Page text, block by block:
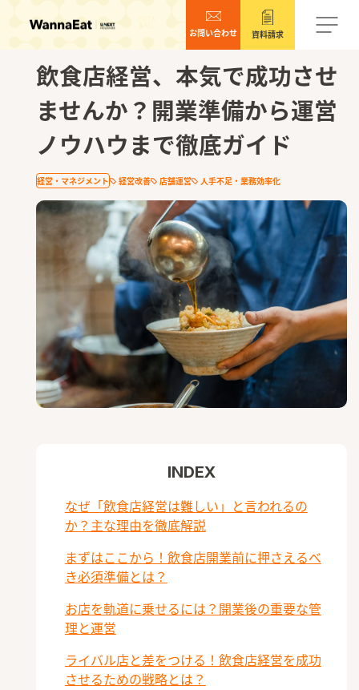
お問い合わせ 資料請求
飲食店経営、本気で成功させ
ませんか？開業準備から運営
ノウハウまで徹底ガイド
経営・マネジメント 経営改善 店舗運営 人手不足・業務効率化
INDEX
なぜ「飲食店経営は難しい」と言われるの
か？主な理由を徹底解説
まずはここから！飲食店開業前に押さえるべ
き必須準備とは？
お店を軌道に乗せるには？開業後の重要な管
理と運営
ライバル店と差をつける！飲食店経営を成功
させるための戦略とは？